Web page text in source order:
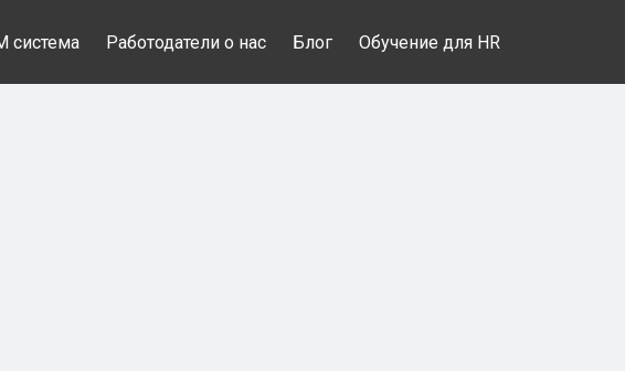
система Работодатели о нас Блог Обучение для HR